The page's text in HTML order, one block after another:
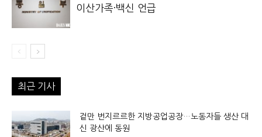
이산가족·백신 언급
최근 기사
겉만 번지르르한 지방공업공장…노동자들 생산 대
신 광산에 동원